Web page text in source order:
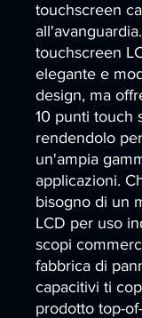
touchscreen
touchscreen
elegante e
design, ma
10 punti touch
rendendolo
un'ampia
applicazioni.
bisogno di un
LCD per uso
scopi
fabbrica di
capacitivi ti
prodotto top-